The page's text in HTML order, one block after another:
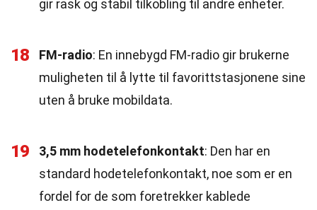
gir rask og stabil tilkobling til andre enheter.
18 FM-radio: En innebygd FM-radio gir brukerne
muligheten til å lytte til favorittstasjonene sine
uten å bruke mobildata.
19 3,5 mm hodetelefonkontakt: Den har en
standard hodetelefonkontakt, noe som er en
fordel for de som foretrekker kablede